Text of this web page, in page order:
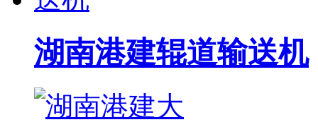
安徽合力H2000系列CPCD70-W3型7吨柴油叉车
超低移动电动升降平台车
德国(MAFO)集装箱堆高机
意大利faraone12.1米单桅杆升降平台
湖南港建辊道输送机